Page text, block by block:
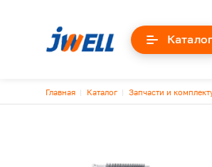
Каталог
Строка
Главная Каталог Запчасти и